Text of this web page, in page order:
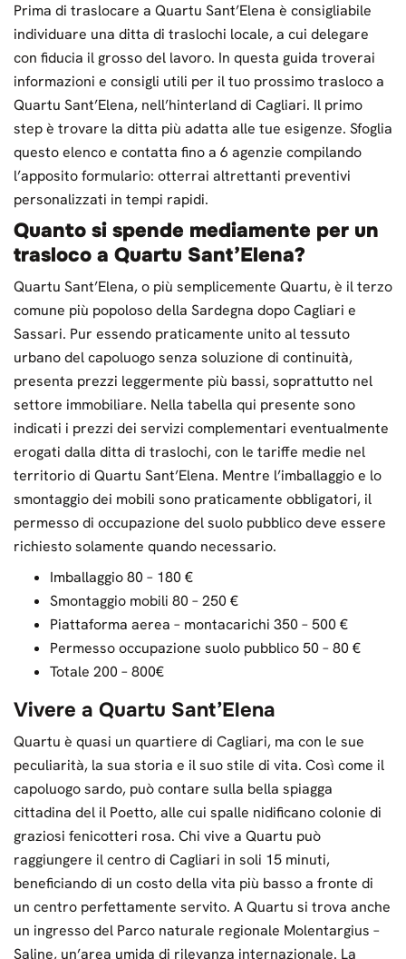
Prima di traslocare a Quartu Sant’Elena è consigliabile
individuare una ditta di traslochi locale, a cui delegare
con fiducia il grosso del lavoro. In questa guida troverai
informazioni e consigli utili per il tuo prossimo trasloco a
Quartu Sant’Elena, nell’hinterland di Cagliari. Il primo
step è trovare la ditta più adatta alle tue esigenze. Sfoglia
questo elenco e contatta fino a 6 agenzie compilando
l’apposito formulario: otterrai altrettanti preventivi
personalizzati in tempi rapidi.
Quanto si spende mediamente per un
trasloco a Quartu Sant’Elena?
Quartu Sant’Elena, o più semplicemente Quartu, è il terzo
comune più popoloso della Sardegna dopo Cagliari e
Sassari. Pur essendo praticamente unito al tessuto
urbano del capoluogo senza soluzione di continuità,
presenta prezzi leggermente più bassi, soprattutto nel
settore immobiliare. Nella tabella qui presente sono
indicati i prezzi dei servizi complementari eventualmente
erogati dalla ditta di traslochi, con le tariffe medie nel
territorio di Quartu Sant’Elena. Mentre l’imballaggio e lo
smontaggio dei mobili sono praticamente obbligatori, il
permesso di occupazione del suolo pubblico deve essere
richiesto solamente quando necessario.
Imballaggio 80 – 180 €
Smontaggio mobili 80 – 250 €
Piattaforma aerea – montacarichi 350 – 500 €
Permesso occupazione suolo pubblico 50 – 80 €
Totale 200 – 800€
Vivere a Quartu Sant’Elena
Quartu è quasi un quartiere di Cagliari, ma con le sue
peculiarità, la sua storia e il suo stile di vita. Così come il
capoluogo sardo, può contare sulla bella spiagga
cittadina del il Poetto, alle cui spalle nidificano colonie di
graziosi fenicotteri rosa. Chi vive a Quartu può
raggiungere il centro di Cagliari in soli 15 minuti,
beneficiando di un costo della vita più basso a fronte di
un centro perfettamente servito. A Quartu si trova anche
un ingresso del Parco naturale regionale Molentargius –
Saline, un’area umida di rilevanza internazionale. La